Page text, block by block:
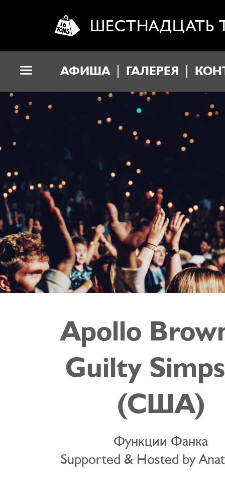
ШЕСТНАДЦАТЬ
АФИША ГАЛЕРЕЯ
Apollo
Guilty
(США)
Функции Фанка
Supported & Hosted by